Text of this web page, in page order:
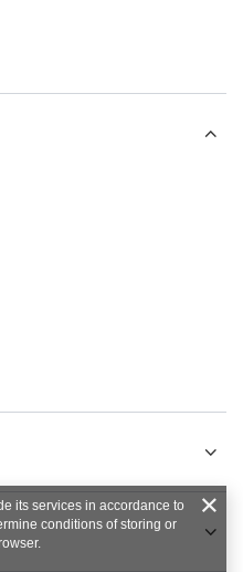
its services in accordance to
conditions of storing or